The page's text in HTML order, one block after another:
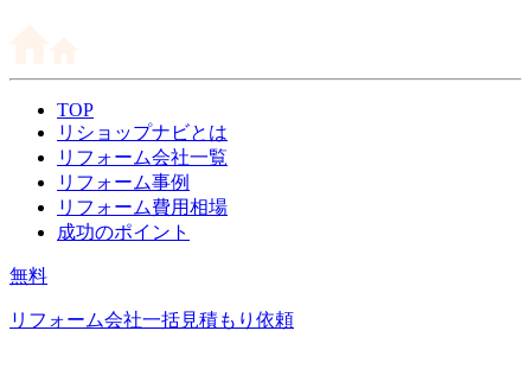
TOP
リショップナビとは
リフォーム会社一覧
リフォーム事例
リフォーム費用相場
成功のポイント
無料
リフォーム会社一括見積もり依頼